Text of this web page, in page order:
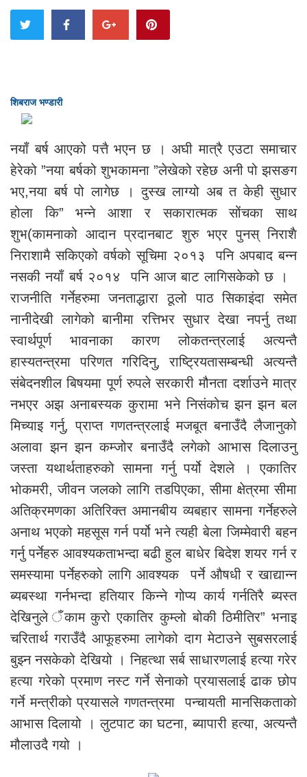
शिबराज भण्डारी
नयाँ बर्ष आएको पत्तै भएन छ । अघी मात्रै एउटा समाचार
हेरेको ”नया बर्षको शुभकामना ”लेखेको रहेछ अनी पो झसङग
भए,नया बर्ष पो लागेछ । दुस्ख लाग्यो अब त केही सुधार
होला कि” भन्ने आशा र सकारात्मक सोंचका साथ
शुभ(कामनाको आदान प्रदानबाट शुरु भएर पुनस् निराशै
निराशामै सकिएको वर्षको सूचिमा २०१३ पनि अपबाद बन्न
नसकी नयाँ बर्ष २०१४ पनि आज बाट लागिसकेको छ ।
राजनीति गर्नेहरुमा जनताद्धारा ठूलो पाठ सिकाइंदा समेत
नानीदेखी लागेको बानीमा रत्तिभर सुधार देखा नपर्नु तथा
स्वार्थपूर्ण भावनाका कारण लोकतन्त्रलाई अत्यन्तै
हास्यतन्त्रमा परिणत गरिदिनु, राष्ट्रियतासम्बन्धी अत्यन्तै
संबेदनशील बिषयमा पूर्ण रुपले सरकारी मौनता दर्शाउने मात्र
नभएर अझ अनाबस्यक कुरामा भने निसंकोच झन झन बल
मिच्याइ गर्नु, प्राप्त गणतन्त्रलाई मजबूत बनाउँदै लैजानुको
अलावा झन झन कम्जोर बनाउँदै लगेको आभास दिलाउनु
जस्ता यथार्थताहरुको सामना गर्नु पर्यो देशले । एकातिर
भोकमरी, जीवन जलको लागि तडपिएका, सीमा क्षेत्रमा सीमा
अतिक्रमणका अतिरिक्त अमानबीय व्यबहार सामना गर्नेहरुले
अनाथ भएको महसूस गर्न पर्यो भने त्यही बेला जिम्मेवारी बहन
गर्नु पर्नेहरु आवश्यकताभन्दा बढी हुल बाधेर बिदेश शयर गर्न र
समस्यामा पर्नेहरुको लागि आवश्यक पर्ने औषधी र खाद्यान्न
ब्यबस्था गर्नभन्दा हतियार किन्ने गोप्य कार्य गर्नतिरै ब्यस्त
देखिनुले ँकाम कुरो एकातिर कुम्लो बोकी ठिमीतिर” भनाइ
चरितार्थ गराउँदै आफूहरुमा लागेको दाग मेटाउने सुबसरलाई
बुझ्न नसकेको देखियो । निहत्था सर्ब साधारणलाई हत्या गरेर
हत्या गरेको प्रमाण नस्ट गर्ने सेनाको प्रयासलाई ढाक छोप
गर्ने मन्त्रीको प्रयासले गणतन्त्रमा पन्चायती मानसिकताको
आभास दिलायो । लुटपाट का घटना, ब्यापारी हत्या, अत्यन्तै
मौलाउदै गयो ।